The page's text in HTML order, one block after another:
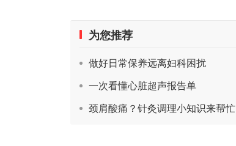
为您推荐
做好日常保养远离妇科困扰
一次看懂心脏超声报告单
颈肩酸痛？针灸调理小知识来帮忙